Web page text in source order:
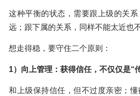
这种平衡的状态，需要跟上级的关
远；跟下属的关系，同样不能太近也
想走得稳，要守住二个原则：
1）向上管理：获得信任，不仅仅是“
和上级保持信任，但不过度亲密；